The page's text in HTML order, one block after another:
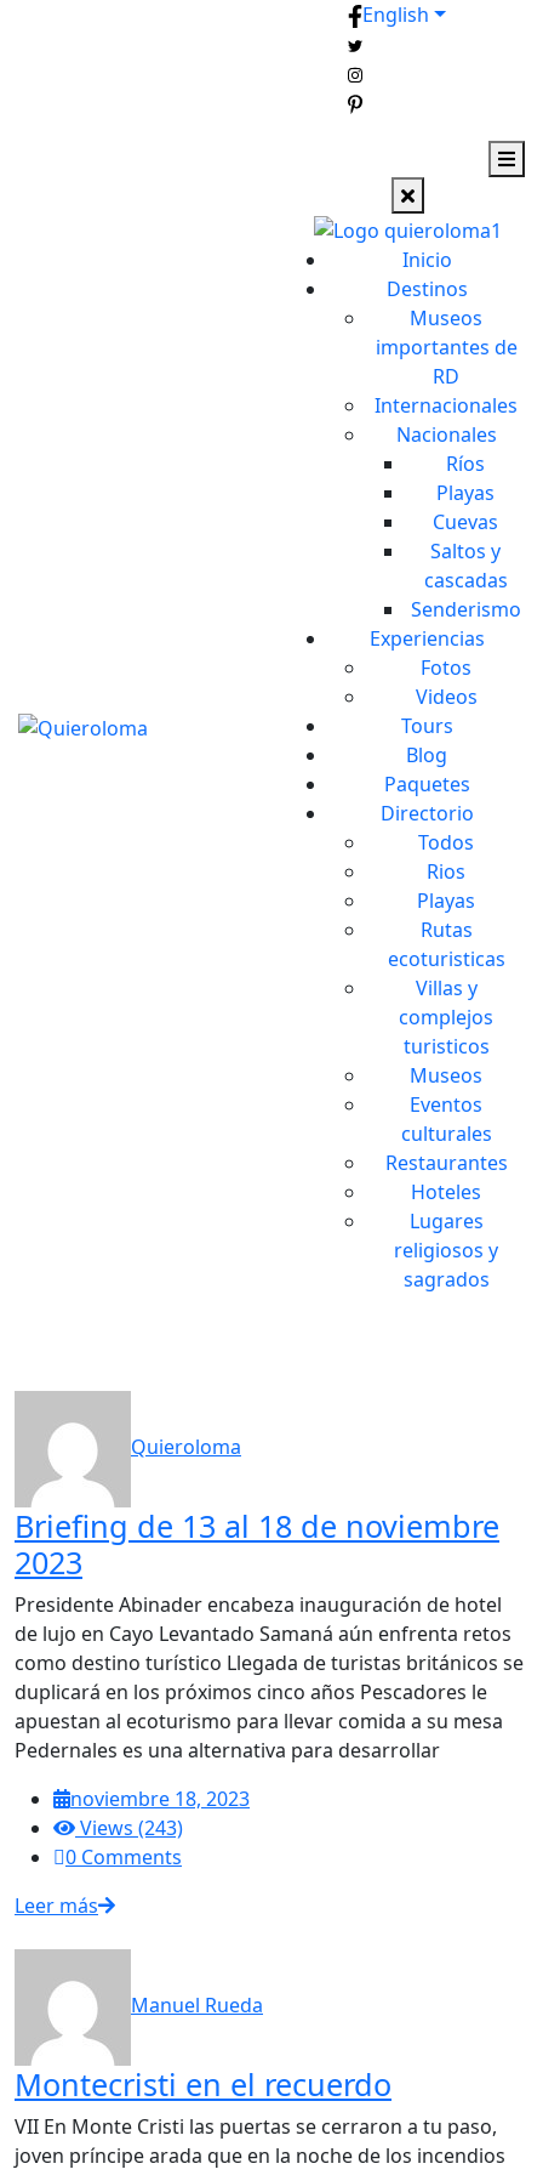
English
Inicio
Destinos
Museos
importantes de
RD
Internacionales
Nacionales
Ríos
Playas
Cuevas
Saltos y
cascadas
Senderismo
Experiencias
Fotos
Videos
Tours
Blog
Paquetes
Directorio
Todos
Rios
Playas
Rutas
ecoturisticas
Villas y
complejos
turisticos
Museos
Eventos
culturales
Restaurantes
Hoteles
Lugares
religiosos y
sagrados
Quieroloma
Briefing de 13 al 18 de noviembre
2023
Presidente Abinader encabeza inauguración de hotel
de lujo en Cayo Levantado Samaná aún enfrenta retos
como destino turístico Llegada de turistas británicos se
duplicará en los próximos cinco años Pescadores le
apuestan al ecoturismo para llevar comida a su mesa
Pedernales es una alternativa para desarrollar
noviembre 18, 2023
Views (243)
0 Comments
Leer más
Manuel Rueda
Montecristi en el recuerdo
VII En Monte Cristi las puertas se cerraron a tu paso,
joven príncipe arada que en la noche de los incendios